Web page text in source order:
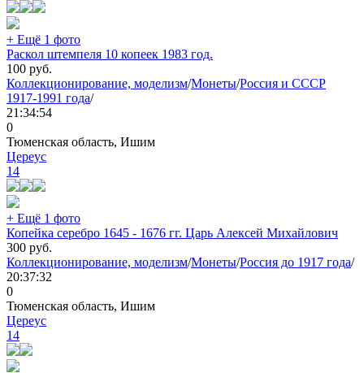
+ Ещё 1 фото
Раскол штемпеля 10 копеек 1983 год.
100 руб.
Коллекционирование, моделизм/Монеты/Россия и СССР
1917-1991 года/
21:34:54
0
Тюменская область, Ишим
Цереус
14
+ Ещё 1 фото
Копейка серебро 1645 - 1676 гг. Царь Алексей Михайлович
300 руб.
Коллекционирование, моделизм/Монеты/Россия до 1917 года/
20:37:32
0
Тюменская область, Ишим
Цереус
14